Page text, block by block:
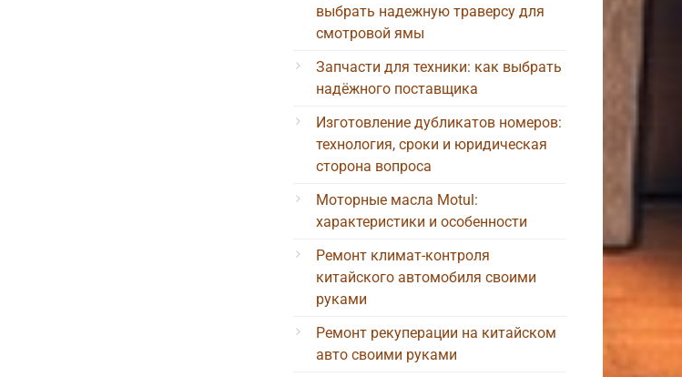
выбрать надежную траверсу для
смотровой ямы
Запчасти для техники: как выбрать
надёжного поставщика
Изготовление дубликатов номеров:
технология, сроки и юридическая
сторона вопроса
Моторные масла Motul:
характеристики и особенности
Ремонт климат-контроля
китайского автомобиля своими
руками
Ремонт рекуперации на китайском
авто своими руками